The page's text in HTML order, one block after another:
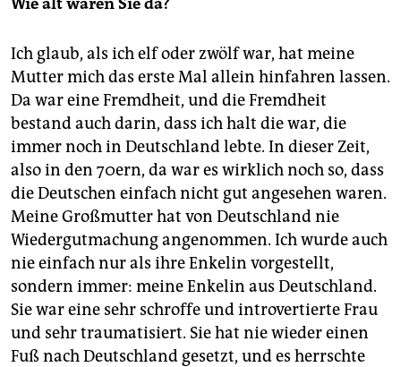
Ich glaub, als ich elf oder zwölf war, hat meine
Mutter mich das erste Mal allein hinfahren lassen.
Da war eine Fremdheit, und die Fremdheit
bestand auch darin, dass ich halt die war, die
immer noch in Deutschland lebte. In dieser Zeit,
also in den 70ern, da war es wirklich noch so, dass
die Deutschen einfach nicht gut angesehen waren.
Meine Großmutter hat von Deutschland nie
Wiedergutmachung angenommen. Ich wurde auch
nie einfach nur als ihre Enkelin vorgestellt,
sondern immer: meine Enkelin aus Deutschland.
Sie war eine sehr schroffe und introvertierte Frau
und sehr traumatisiert. Sie hat nie wieder einen
Fuß nach Deutschland gesetzt, und es herrschte